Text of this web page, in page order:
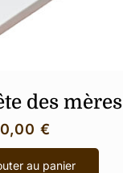
des mères
€
au panier